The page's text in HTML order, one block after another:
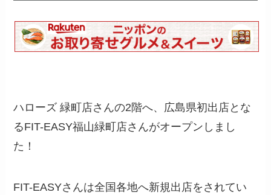
ハローズ 緑町店さんの2階へ、広島県初出店とな
るFIT-EASY福山緑町店さんがオープンしまし
た！
FIT-EASYさんは全国各地へ新規出店をされてい